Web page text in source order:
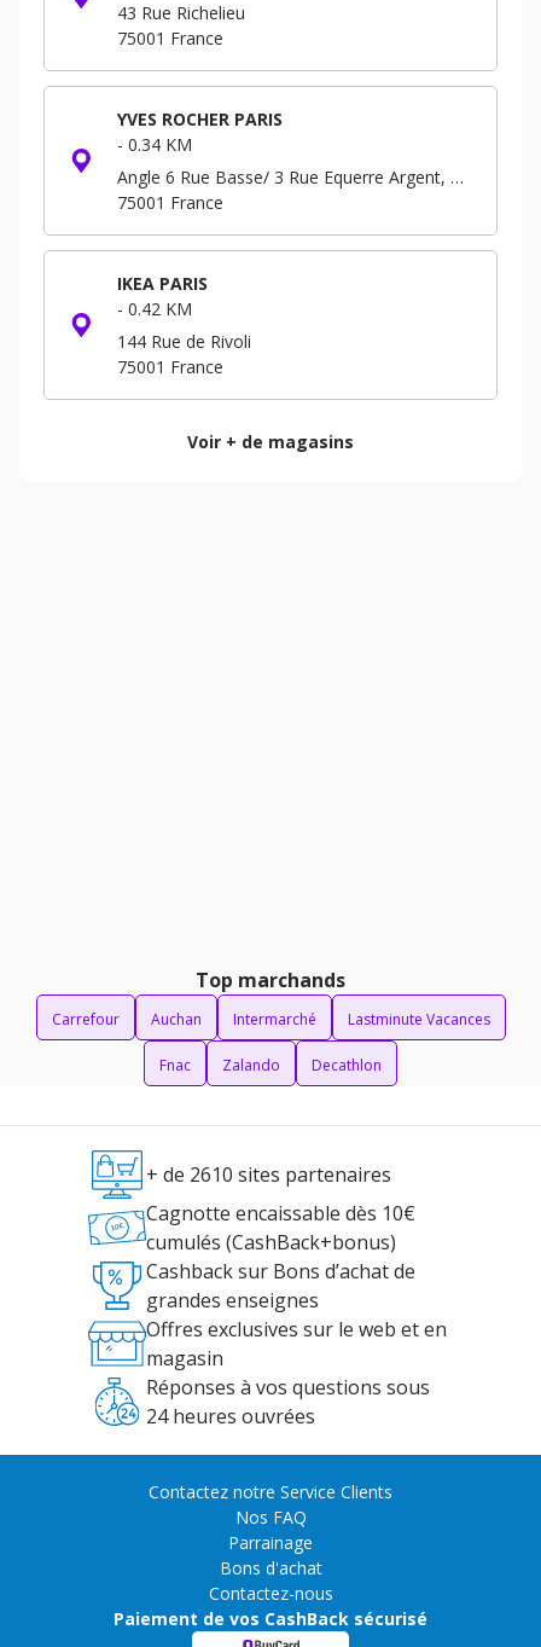
43 Rue Richelieu
75001 France
YVES ROCHER PARIS
- 0.34 KM
Angle 6 Rue Basse/ 3 Rue Equerre Argent, Forum - Niveau -3 B.P. 293
75001 France
IKEA PARIS
- 0.42 KM
144 Rue de Rivoli
75001 France
Voir + de magasins
Top marchands
Carrefour Auchan Intermarché Lastminute Vacances
Fnac Zalando Decathlon
+ de 2610 sites partenaires
Cagnotte encaissable dès 10€
cumulés (CashBack+bonus)
Cashback sur Bons d’achat de
grandes enseignes
Offres exclusives sur le web et en
magasin
Réponses à vos questions sous
24 heures ouvrées
Contactez notre Service Clients
Nos FAQ
Parrainage
Bons d'achat
Contactez-nous
Paiement de vos CashBack sécurisé